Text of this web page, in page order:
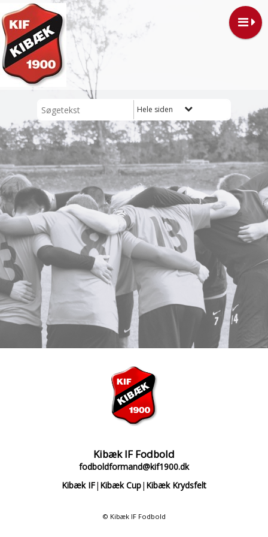
Hele siden
Kibæk IF Fodbold
fodboldformand@kif1900.dk
Kibæk IF| Kibæk Cup| Kibæk Krydsfelt
© Kibæk IF Fodbold